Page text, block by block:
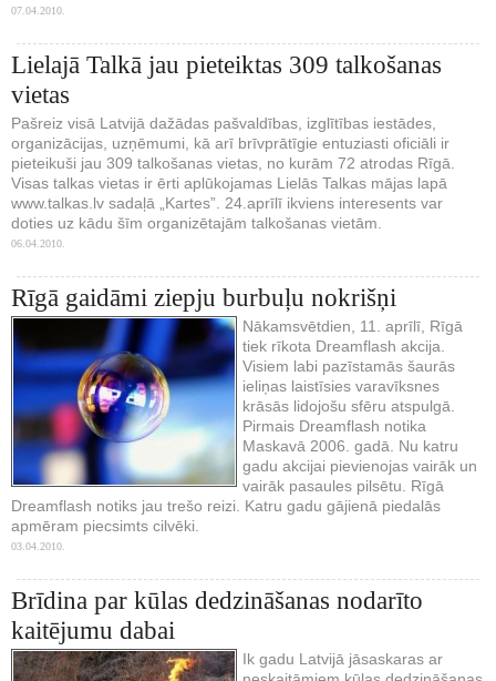
07.04.2010.
Lielajā Talkā jau pieteiktas 309 talkošanas
vietas
Pašreiz visā Latvijā dažādas pašvaldības, izglītības iestādes,
organizācijas, uzņēmumi, kā arī brīvprātīgie entuziasti oficiāli ir
pieteikuši jau 309 talkošanas vietas, no kurām 72 atrodas Rīgā.
Visas talkas vietas ir ērti aplūkojamas Lielās Talkas mājas lapā
www.talkas.lv sadaļā „Kartes”. 24.aprīlī ikviens interesents var
doties uz kādu šīm organizētajām talkošanas vietām.
06.04.2010.
Rīgā gaidāmi ziepju burbuļu nokrišņi
Nākamsvētdien, 11. aprīlī, Rīgā
tiek rīkota Dreamflash akcija.
Visiem labi pazīstamās šaurās
ieliņas laistīsies varavīksnes
krāsās lidojošu sfēru atspulgā.
Pirmais Dreamflash notika
Maskavā 2006. gadā. Nu katru
gadu akcijai pievienojas vairāk un
vairāk pasaules pilsētu. Rīgā
Dreamflash notiks jau trešo reizi. Katru gadu gājienā piedalās
apmēram piecsimts cilvēki.
03.04.2010.
Brīdina par kūlas dedzināšanas nodarīto
kaitējumu dabai
Ik gadu Latvijā jāsaskaras ar